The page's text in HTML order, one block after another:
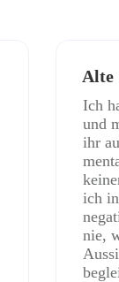
Alte
Ich
und
ihr
ich
nie,